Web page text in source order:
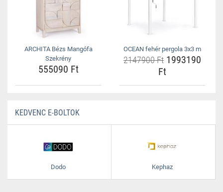
ARCHITA Bézs Mangófa
Szekrény
555090 Ft
OCEAN fehér pergola 3x3 m
2147900 Ft 1993190
Ft
KEDVENC E-BOLTOK
Dodo Kephaz